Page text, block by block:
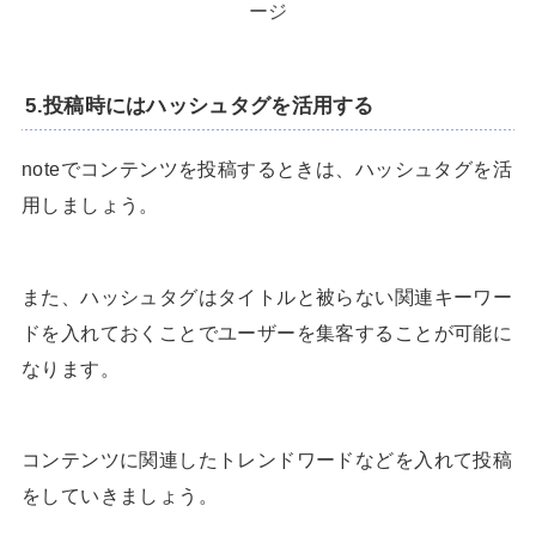
ージ
5.投稿時にはハッシュタグを活用する
noteでコンテンツを投稿するときは、ハッシュタグを活
用しましょう。
また、ハッシュタグはタイトルと被らない関連キーワー
ドを入れておくことでユーザーを集客することが可能に
なります。
コンテンツに関連したトレンドワードなどを入れて投稿
をしていきましょう。